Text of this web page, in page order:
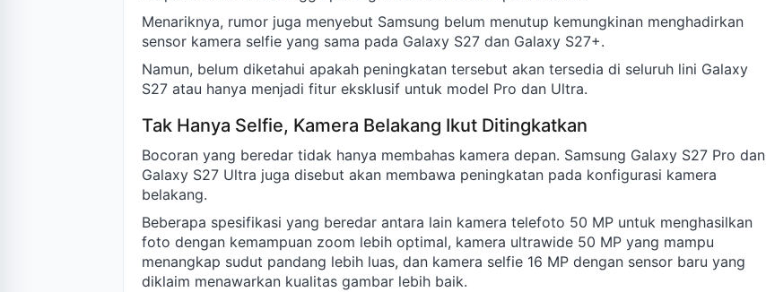
Menariknya, rumor juga menyebut Samsung belum menutup kemungkinan menghadirkan
sensor kamera selfie yang sama pada Galaxy S27 dan Galaxy S27+.
Namun, belum diketahui apakah peningkatan tersebut akan tersedia di seluruh lini Galaxy
S27 atau hanya menjadi fitur eksklusif untuk model Pro dan Ultra.
Tak Hanya Selfie, Kamera Belakang Ikut Ditingkatkan
Bocoran yang beredar tidak hanya membahas kamera depan. Samsung Galaxy S27 Pro dan
Galaxy S27 Ultra juga disebut akan membawa peningkatan pada konfigurasi kamera
belakang.
Beberapa spesifikasi yang beredar antara lain kamera telefoto 50 MP untuk menghasilkan
foto dengan kemampuan zoom lebih optimal, kamera ultrawide 50 MP yang mampu
menangkap sudut pandang lebih luas, dan kamera selfie 16 MP dengan sensor baru yang
diklaim menawarkan kualitas gambar lebih baik.